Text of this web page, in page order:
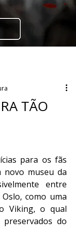
TÃO
para os fãs
novo museu da
entre
como uma
Viking, o qual
do